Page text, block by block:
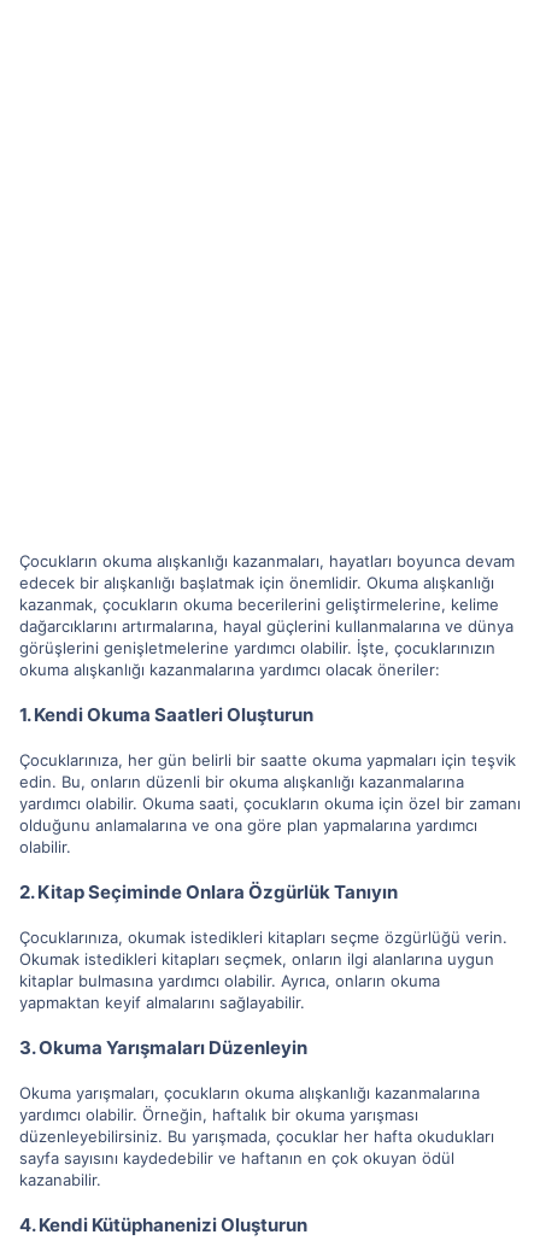
Çocukların okuma alışkanlığı kazanmaları, hayatları boyunca devam
edecek bir alışkanlığı başlatmak için önemlidir. Okuma alışkanlığı
kazanmak, çocukların okuma becerilerini geliştirmelerine, kelime
dağarcıklarını artırmalarına, hayal güçlerini kullanmalarına ve dünya
görüşlerini genişletmelerine yardımcı olabilir. İşte, çocuklarınızın
okuma alışkanlığı kazanmalarına yardımcı olacak öneriler:
1. Kendi Okuma Saatleri Oluşturun
Çocuklarınıza, her gün belirli bir saatte okuma yapmaları için teşvik
edin. Bu, onların düzenli bir okuma alışkanlığı kazanmalarına
yardımcı olabilir. Okuma saati, çocukların okuma için özel bir zamanı
olduğunu anlamalarına ve ona göre plan yapmalarına yardımcı
olabilir.
2. Kitap Seçiminde Onlara Özgürlük Tanıyın
Çocuklarınıza, okumak istedikleri kitapları seçme özgürlüğü verin.
Okumak istedikleri kitapları seçmek, onların ilgi alanlarına uygun
kitaplar bulmasına yardımcı olabilir. Ayrıca, onların okuma
yapmaktan keyif almalarını sağlayabilir.
3. Okuma Yarışmaları Düzenleyin
Okuma yarışmaları, çocukların okuma alışkanlığı kazanmalarına
yardımcı olabilir. Örneğin, haftalık bir okuma yarışması
düzenleyebilirsiniz. Bu yarışmada, çocuklar her hafta okudukları
sayfa sayısını kaydedebilir ve haftanın en çok okuyan ödül
kazanabilir.
4. Kendi Kütüphanenizi Oluşturun